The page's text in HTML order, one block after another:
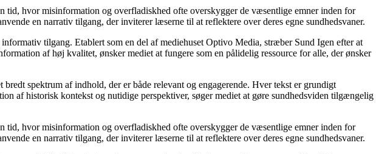
tid, hvor misinformation og overfladiskhed ofte overskygger de væsentlige emner inden for
en narrativ tilgang, der inviterer læserne til at reflektere over deres egne sundhedsvaner.
tilgang. Etablert som en del af mediehuset Optivo Media, stræber Sund Igen efter at
af høj kvalitet, ønsker mediet at fungere som en pålidelig ressource for alle, der ønsker
spektrum af indhold, der er både relevant og engagerende. Hver tekst er grundigt
af historisk kontekst og nutidige perspektiver, søger mediet at gøre sundhedsviden tilgængelig
tid, hvor misinformation og overfladiskhed ofte overskygger de væsentlige emner inden for
en narrativ tilgang, der inviterer læserne til at reflektere over deres egne sundhedsvaner.